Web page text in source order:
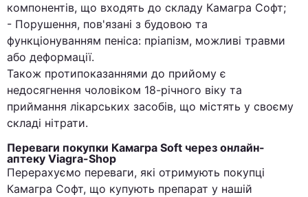
компонентів, що входять до складу Камагра Софт;
- Порушення, пов'язані з будовою та
функціонуванням пеніса: пріапізм, можливі травми
або деформації.
Також протипоказаннями до прийому є
недосягнення чоловіком 18-річного віку та
приймання лікарських засобів, що містять у своєму
складі нітрати.
Переваги покупки Камагра Soft через онлайн-
аптеку Viagra-Shop
Перерахуємо переваги, які отримують покупці
Камагра Софт, що купують препарат у нашій